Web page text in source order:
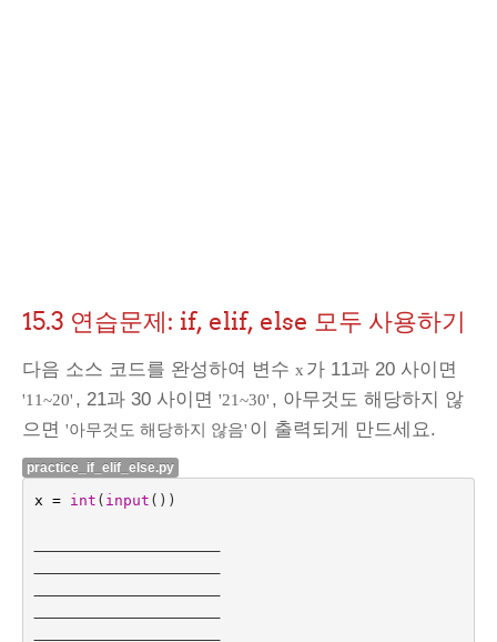
15.3 연습문제: if, elif, else 모두 사용하기
다음 소스 코드를 완성하여 변수 x 가 11과 20 사이면
'11~20' , 21과 30 사이면 '21~30' , 아무것도 해당하지 않
으면 '아무것도 해당하지 않음' 이 출력되게 만드세요.
practice_if_elif_else.py
x = int ( input ())